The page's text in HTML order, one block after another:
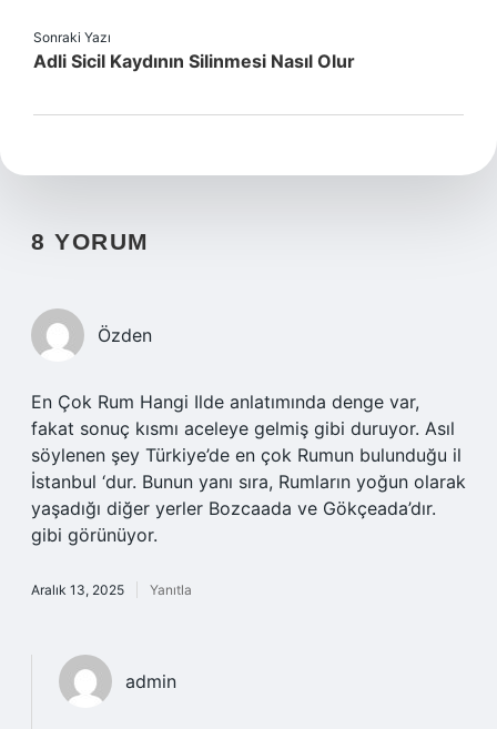
Sonraki Yazı
Adli Sicil Kaydının Silinmesi Nasıl Olur
8 YORUM
Özden
En Çok Rum Hangi Ilde anlatımında denge var,
fakat sonuç kısmı aceleye gelmiş gibi duruyor. Asıl
söylenen şey Türkiye’de en çok Rumun bulunduğu il
İstanbul ‘dur. Bunun yanı sıra, Rumların yoğun olarak
yaşadığı diğer yerler Bozcaada ve Gökçeada’dır.
gibi görünüyor.
Aralık 13, 2025 Yanıtla
admin